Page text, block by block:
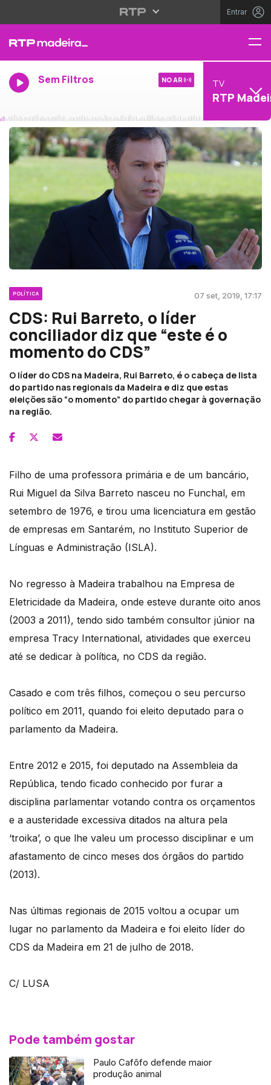
Entrar
Sem Filtros NO AR TV
RTP
POLÍTICA 07 set, 2019, 17:17
CDS: Rui Barreto, o líder
conciliador diz que “este é o
momento do CDS”
O líder do CDS na Madeira, Rui Barreto, é o cabeça de lista
do partido nas regionais da Madeira e diz que estas
eleições são “o momento” do partido chegar à governação
na região.
Filho de uma professora primária e de um bancário,
Rui Miguel da Silva Barreto nasceu no Funchal, em
setembro de 1976, e tirou uma licenciatura em gestão
de empresas em Santarém, no Instituto Superior de
Línguas e Administração (ISLA).
No regresso à Madeira trabalhou na Empresa de
Eletricidade da Madeira, onde esteve durante oito anos
(2003 a 2011), tendo sido também consultor júnior na
empresa Tracy International, atividades que exerceu
até se dedicar à política, no CDS da região.
Casado e com três filhos, começou o seu percurso
político em 2011, quando foi eleito deputado para o
parlamento da Madeira.
Entre 2012 e 2015, foi deputado na Assembleia da
República, tendo ficado conhecido por furar a
disciplina parlamentar votando contra os orçamentos
e a austeridade excessiva ditados na altura pela
‘troika’, o que lhe valeu um processo disciplinar e um
afastamento de cinco meses dos órgãos do partido
(2013).
Nas últimas regionais de 2015 voltou a ocupar um
lugar no parlamento da Madeira e foi eleito líder do
CDS da Madeira em 21 de julho de 2018.
C/ LUSA
Pode também gostar
Paulo Cafôfo defende maior
produção animal